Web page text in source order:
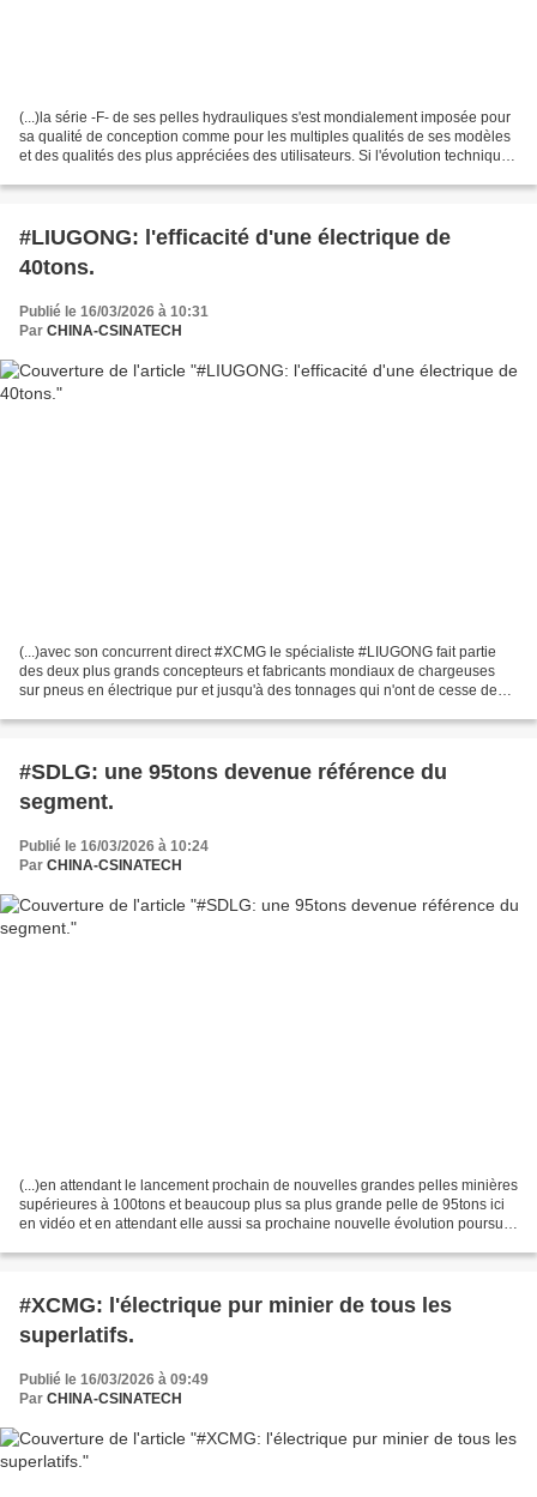
(...)la série -F- de ses pelles hydrauliques s'est mondialement imposée pour
sa qualité de conception comme pour les multiples qualités de ses modèles
et des qualités des plus appréciées des utilisateurs. Si l'évolution technique
#LIUGONG: l'efficacité d'une électrique de
40tons.
Publié le 16/03/2026 à 10:31
Par CHINA-CSINATECH
(...)avec son concurrent direct #XCMG le spécialiste #LIUGONG fait partie
des deux plus grands concepteurs et fabricants mondiaux de chargeuses
sur pneus en électrique pur et jusqu'à des tonnages qui n'ont de cesse de
#SDLG: une 95tons devenue référence du
segment.
Publié le 16/03/2026 à 10:24
Par CHINA-CSINATECH
(...)en attendant le lancement prochain de nouvelles grandes pelles minières
supérieures à 100tons et beaucoup plus sa plus grande pelle de 95tons ici
en vidéo et en attendant elle aussi sa prochaine nouvelle évolution poursuit
#XCMG: l'électrique pur minier de tous les
superlatifs.
Publié le 16/03/2026 à 09:49
Par CHINA-CSINATECH